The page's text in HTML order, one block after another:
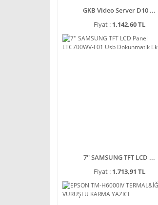
GKB Video Server D10 ...
Fiyat : 1.142,60 TL
7'' SAMSUNG TFT LCD ...
Fiyat : 1.713,91 TL